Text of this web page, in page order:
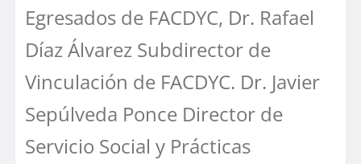
Egresados de FACDYC, Dr. Rafael
Díaz Álvarez Subdirector de
Vinculación de FACDYC. Dr. Javier
Sepúlveda Ponce Director de
Servicio Social y Prácticas